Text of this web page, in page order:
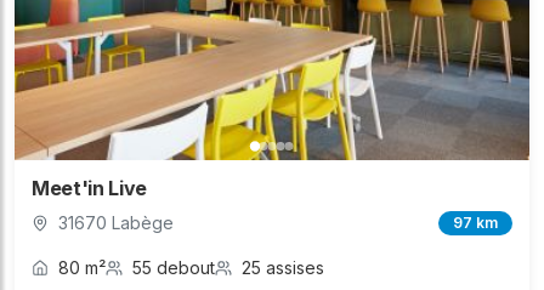
Meet'in Live
31670 Labège 97 km
80 m² 55 debout 25 assises